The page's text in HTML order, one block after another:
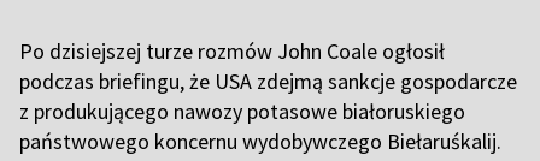
Po dzisiejszej turze rozmów John Coale ogłosił
podczas briefingu, że USA zdejmą sankcje gospodarcze
z produkującego nawozy potasowe białoruskiego
państwowego koncernu wydobywczego Biełaruśkalij.